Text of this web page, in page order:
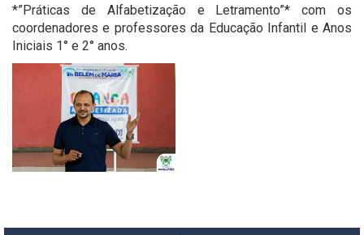
*”Práticas de Alfabetização e Letramento”* com os
coordenadores e professores da Educação Infantil e Anos
Iniciais 1° e 2° anos.